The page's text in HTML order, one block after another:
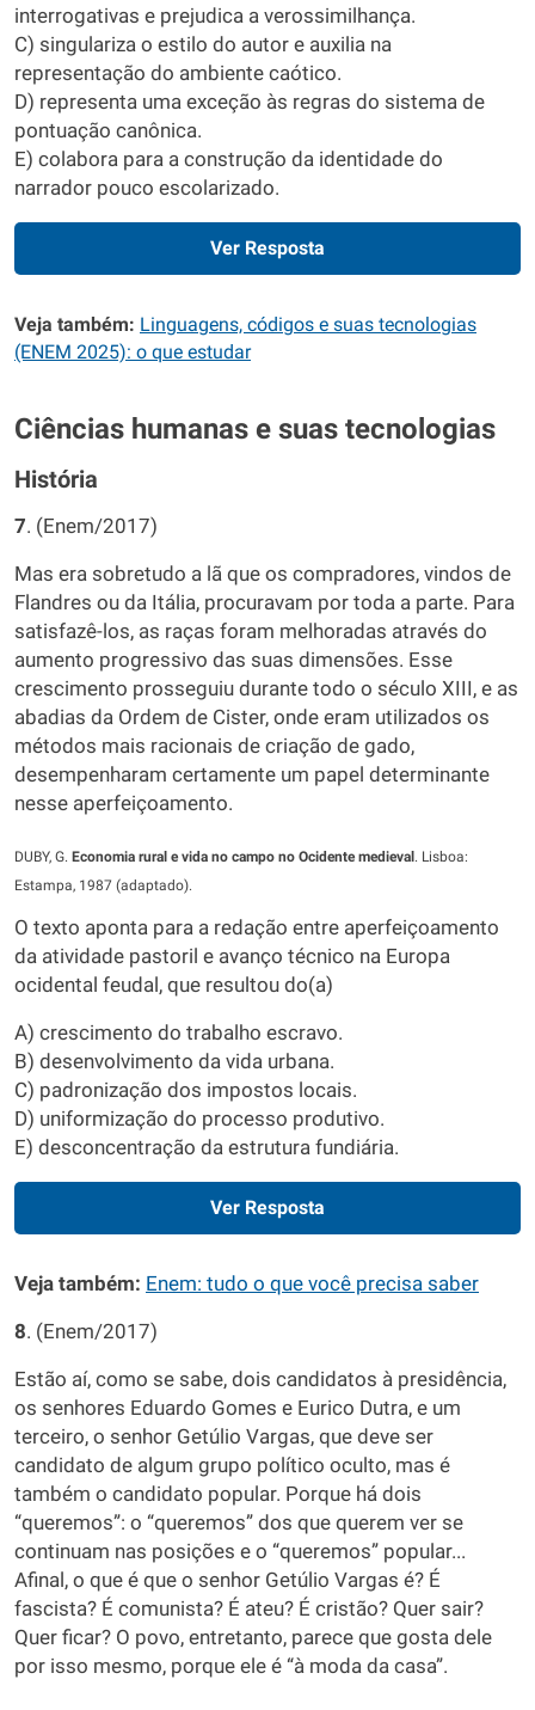
interrogativas e prejudica a verossimilhança.
C) singulariza o estilo do autor e auxilia na
representação do ambiente caótico.
D) representa uma exceção às regras do sistema de
pontuação canônica.
E) colabora para a construção da identidade do
narrador pouco escolarizado.
Ver Resposta
Veja também: Linguagens, códigos e suas tecnologias
(ENEM 2025): o que estudar
Ciências humanas e suas tecnologias
História
7. (Enem/2017)
Mas era sobretudo a lã que os compradores, vindos de
Flandres ou da Itália, procuravam por toda a parte. Para
satisfazê-los, as raças foram melhoradas através do
aumento progressivo das suas dimensões. Esse
crescimento prosseguiu durante todo o século XIII, e as
abadias da Ordem de Cister, onde eram utilizados os
métodos mais racionais de criação de gado,
desempenharam certamente um papel determinante
nesse aperfeiçoamento.
DUBY, G. Economia rural e vida no campo no Ocidente medieval . Lisboa:
Estampa, 1987 (adaptado).
O texto aponta para a redação entre aperfeiçoamento
da atividade pastoril e avanço técnico na Europa
ocidental feudal, que resultou do(a)
A) crescimento do trabalho escravo.
B) desenvolvimento da vida urbana.
C) padronização dos impostos locais.
D) uniformização do processo produtivo.
E) desconcentração da estrutura fundiária.
Ver Resposta
Veja também: Enem: tudo o que você precisa saber
8. (Enem/2017)
Estão aí, como se sabe, dois candidatos à presidência,
os senhores Eduardo Gomes e Eurico Dutra, e um
terceiro, o senhor Getúlio Vargas, que deve ser
candidato de algum grupo político oculto, mas é
também o candidato popular. Porque há dois
“queremos”: o “queremos” dos que querem ver se
continuam nas posições e o “queremos” popular...
Afinal, o que é que o senhor Getúlio Vargas é? É
fascista? É comunista? É ateu? É cristão? Quer sair?
Quer ficar? O povo, entretanto, parece que gosta dele
por isso mesmo, porque ele é “à moda da casa”.